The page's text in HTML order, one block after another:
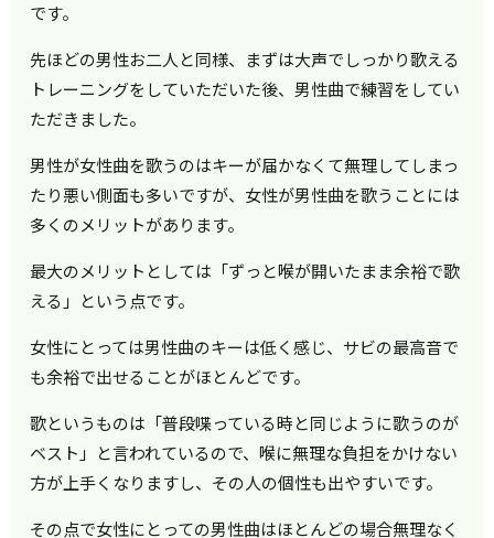
です。
先ほどの男性お二人と同様、まずは大声でしっかり歌える
トレーニングをしていただいた後、男性曲で練習をしてい
ただきました。
男性が女性曲を歌うのはキーが届かなくて無理してしまっ
たり悪い側面も多いですが、女性が男性曲を歌うことには
多くのメリットがあります。
最大のメリットとしては「ずっと喉が開いたまま余裕で歌
える」という点です。
女性にとっては男性曲のキーは低く感じ、サビの最高音で
も余裕で出せることがほとんどです。
歌というものは「普段喋っている時と同じように歌うのが
ベスト」と言われているので、喉に無理な負担をかけない
方が上手くなりますし、その人の個性も出やすいです。
その点で女性にとっての男性曲はほとんどの場合無理なく